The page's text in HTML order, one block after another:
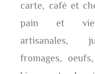
carte, café et
pain et
artisanales,
fromages,